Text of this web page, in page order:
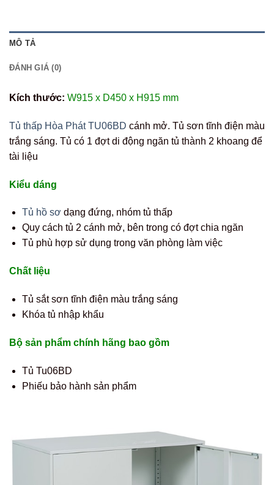
MÔ TẢ
ĐÁNH GIÁ (0)
Kích thước: W915 x D450 x H915 mm
Tủ thấp Hòa Phát TU06BD cánh mở. Tủ sơn tĩnh điện màu
trắng sáng. Tủ có 1 đợt di động ngăn tủ thành 2 khoang để
tài liệu
Kiểu dáng
Tủ hồ sơ dạng đứng, nhóm tủ thấp
Quy cách tủ 2 cánh mở, bên trong có đợt chia ngăn
Tủ phù hợp sử dụng trong văn phòng làm việc
Chất liệu
Tủ sắt sơn tĩnh điện màu trắng sáng
Khóa tủ nhập khẩu
Bộ sản phẩm chính hãng bao gồm
Tủ Tu06BD
Phiếu bảo hành sản phẩm